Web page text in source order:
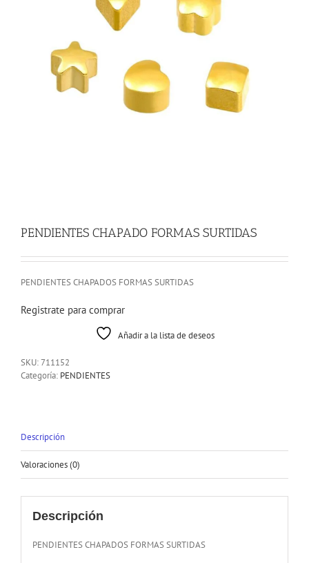
PENDIENTES CHAPADO FORMAS SURTIDAS
PENDIENTES CHAPADOS FORMAS SURTIDAS
Registrate para comprar
Añadir a la lista de deseos
SKU:711152
Categoría: PENDIENTES
Descripción
Valoraciones (0)
Descripción
PENDIENTES CHAPADOS FORMAS SURTIDAS